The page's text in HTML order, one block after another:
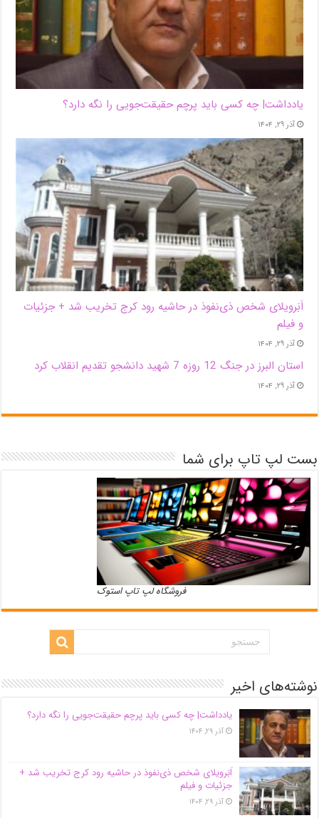
یادداشت| ‌چه کسی باید پرچم حقیقت‌جویی را نگه دارد؟
آذر ۲۹, ۱۴۰۴
اَبَر‌ویلای شخص ذی‌نفوذ در حاشیه‌ رود کرج تخریب شد + جزئیات
و فیلم
آذر ۲۹, ۱۴۰۴
استان البرز در جنگ 12 روزه 7 شهید دانشجو تقدیم انقلاب کرد
آذر ۲۹, ۱۴۰۴
بست لپ تاپ برای شما
فروشگاه لپ تاپ استوک
نوشته‌های اخیر
یادداشت| ‌چه کسی باید پرچم حقیقت‌جویی را نگه دارد؟
آذر ۲۹, ۱۴۰۴
اَبَر‌ویلای شخص ذی‌نفوذ در حاشیه‌ رود کرج تخریب شد +
جزئیات و فیلم
آذر ۲۹, ۱۴۰۴